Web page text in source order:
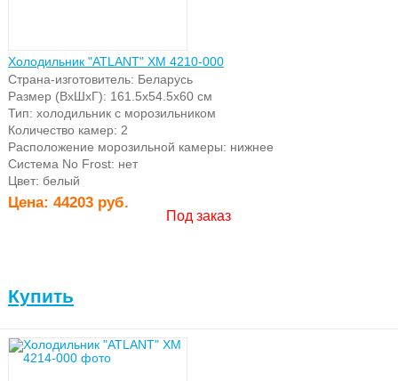
Холодильник "ATLANT" ХМ 4210-000
Страна-изготовитель: Беларусь
Размер (ВхШхГ): 161.5х54.5х60 см
Тип: холодильник с морозильником
Количество камер: 2
Расположение морозильной камеры: нижнее
Система No Frost: нет
Цвет: белый
Цена: 44203 руб.
Под заказ
Купить